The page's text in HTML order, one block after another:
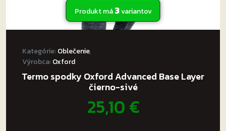
Produkt má3variantov
Kategórie:Oblečenie,
Výrobca:Oxford
Termo spodky Oxford Advanced Base Layer
čierno-sivé
25,10€